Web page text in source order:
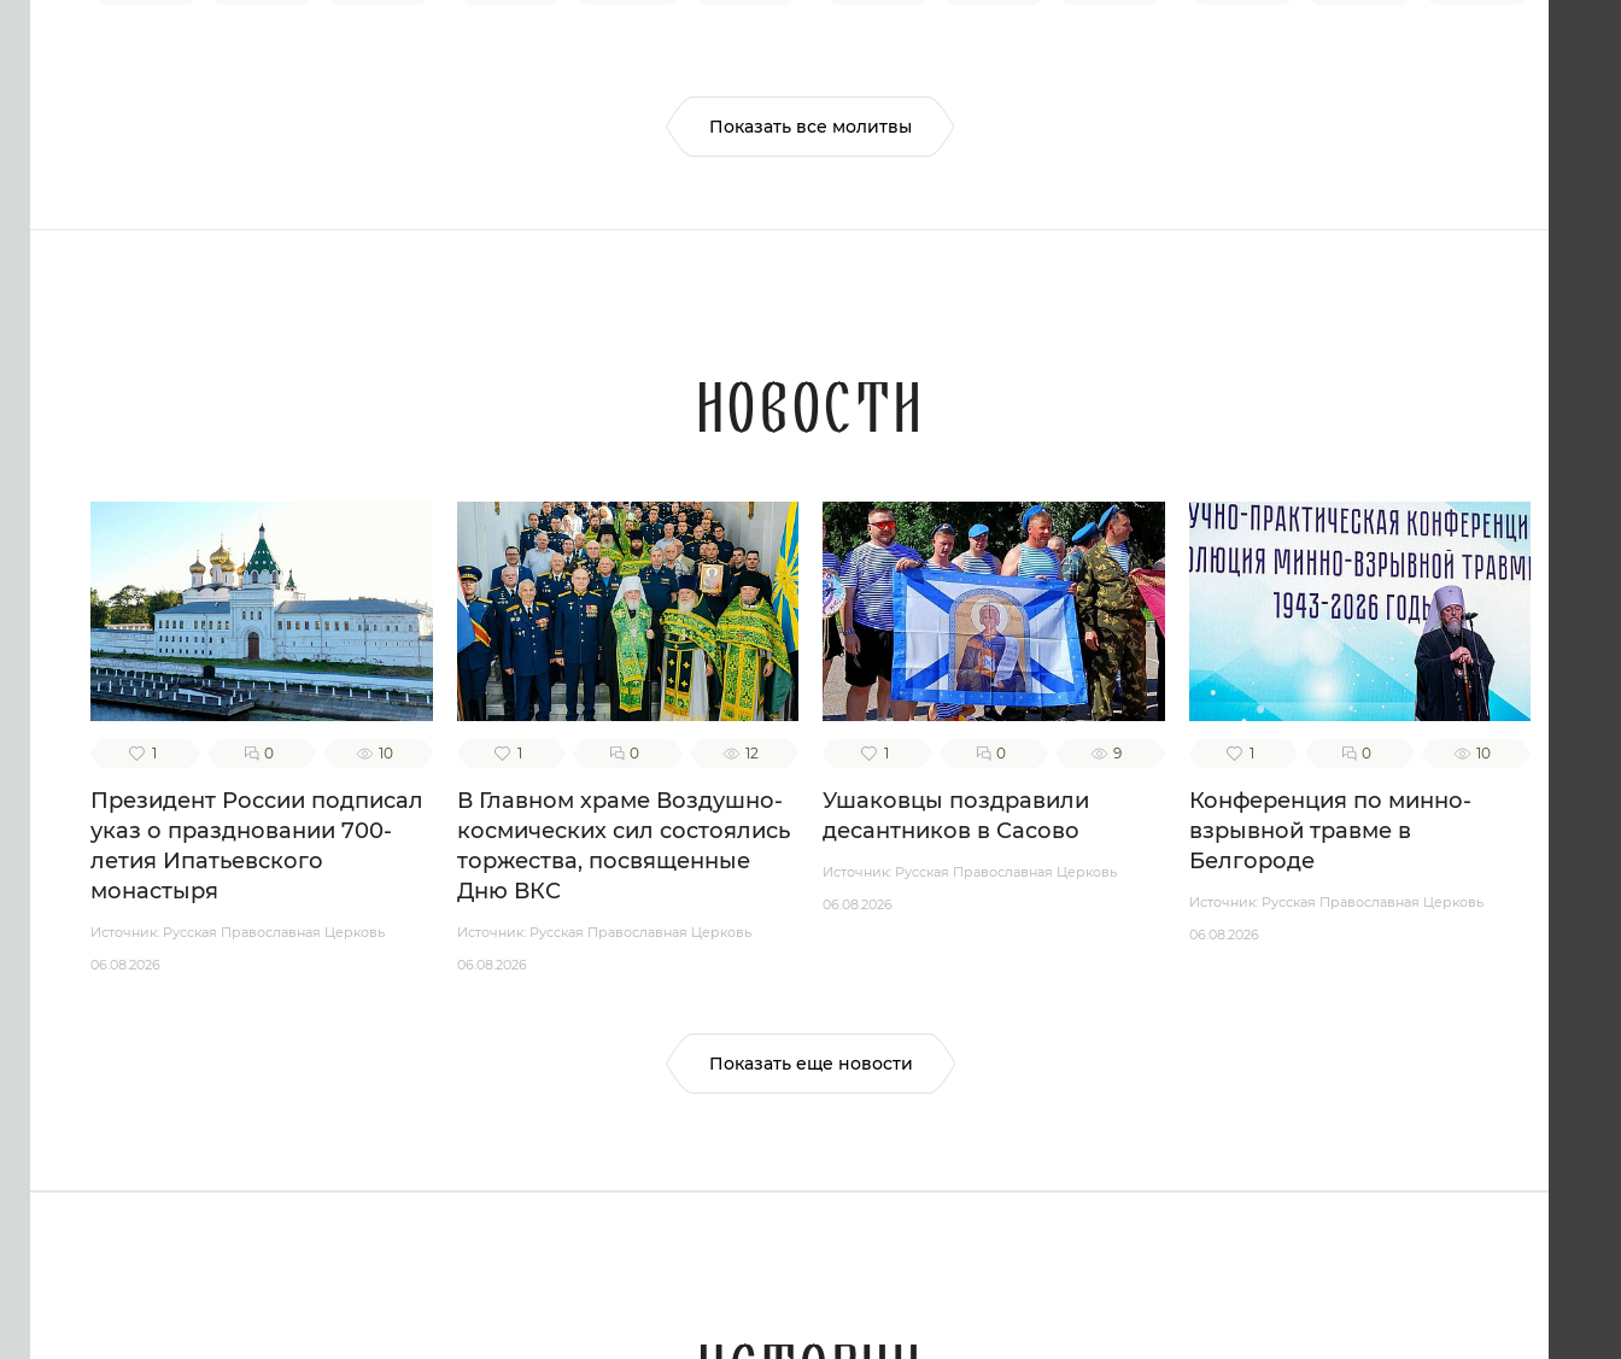
пожершуюся Тебе.// Тоя
молитвами, яко Милостив,
спаси души наша.
Показать все молитвы
Новости
1 0 10
Президент России подписал
указ о праздновании 700-
летия Ипатьевского
монастыря
Источник: Русская Православная Церковь
06.08.2026
1 0 12
В Главном храме Воздушно-
космических сил состоялись
торжества, посвященные
Дню ВКС
Источник: Русская Православная Церковь
06.08.2026
1 0 9
Ушаковцы поздравили
десантников в Сасово
Источник: Русская Православная Церковь
06.08.2026
1 0 10
Конференция по минно-
взрывной травме в
Белгороде
Источник: Русская Православная Церковь
06.08.2026
Показать еще новости